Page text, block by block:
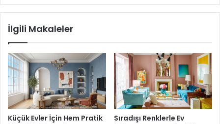
dışarıya açık olan bu yerlerde de dekorasyon açısından
güvenle hizmet verebilirsiniz.
İlgili Makaleler
Küçük Evler İçin Hem Pratik
Sıradışı Renklerle Ev